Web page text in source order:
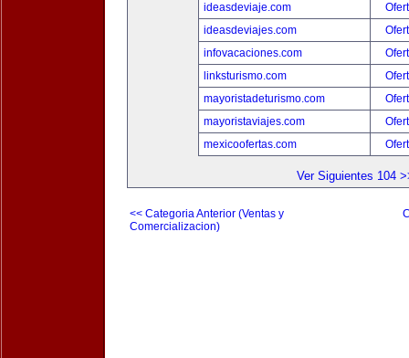
ideasdeviaje.com
ideasdeviajes.com
infovacaciones.com
linksturismo.com
mayoristadeturismo.com
mayoristaviajes.com
mexicoofertas.com
Ver Siguientes 104
<< Categoria Anterior (Ventas y
Comercializacion)